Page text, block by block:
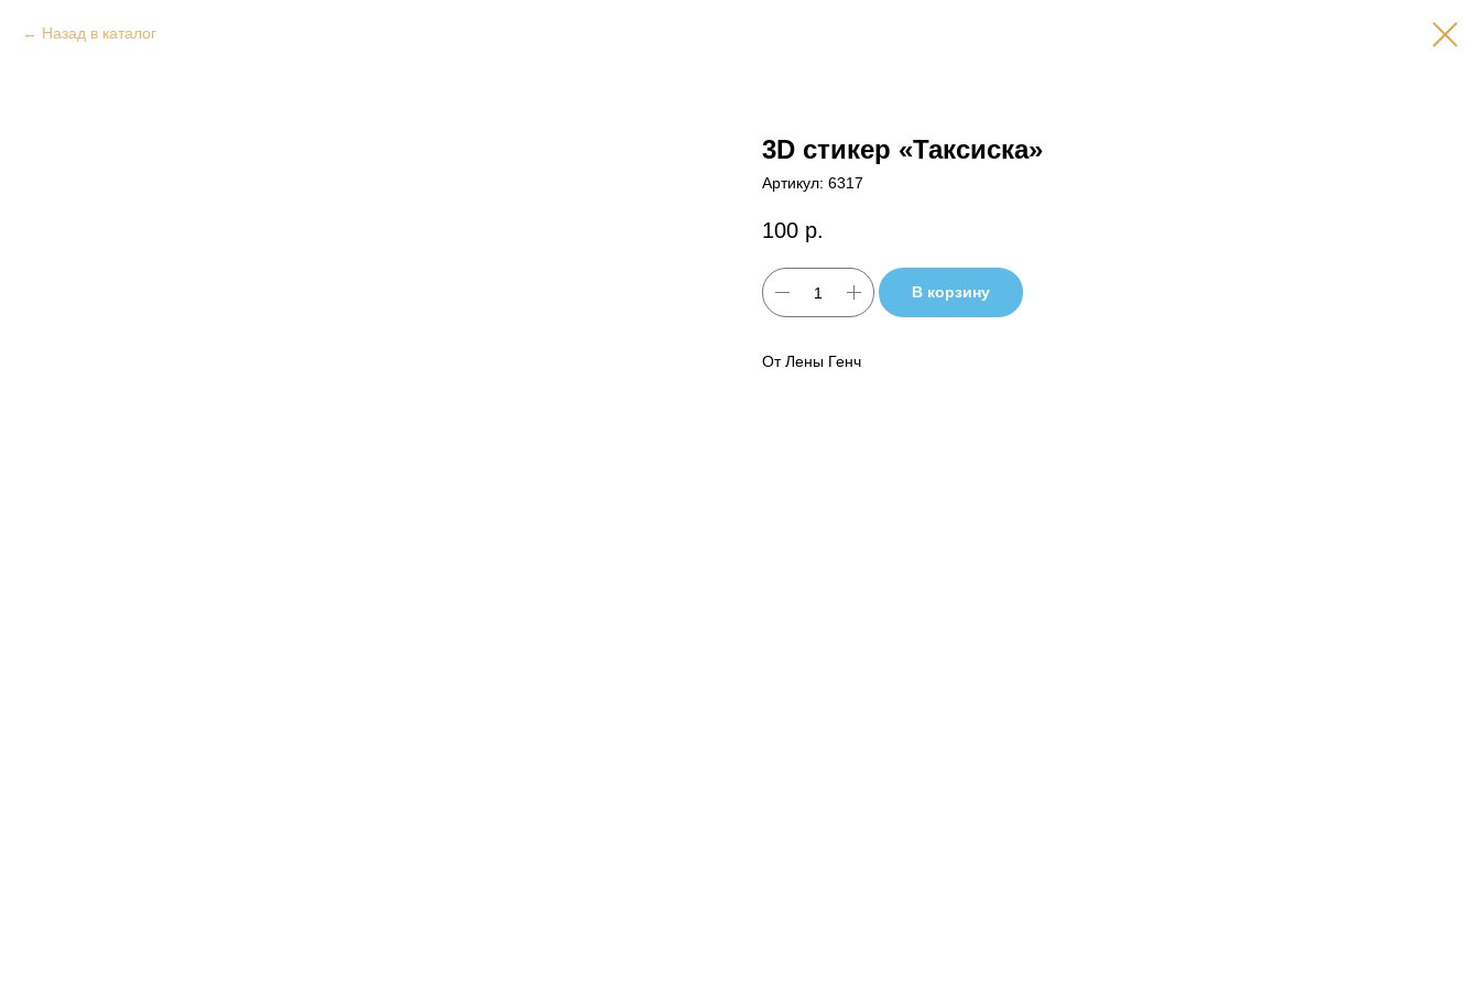
Назад в каталог
3D стикер «Таксиска»
Артикул: 6317
100 р.
В корзину
От Лены Генч